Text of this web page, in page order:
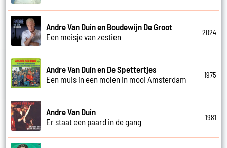
Andre Van Duin en Boudewijn De Groot
Een meisje van zestien
2024
Andre Van Duin en De Spettertjes
Een muis in een molen in mooi Amsterdam
1975
Andre Van Duin
Er staat een paard in de gang
1981